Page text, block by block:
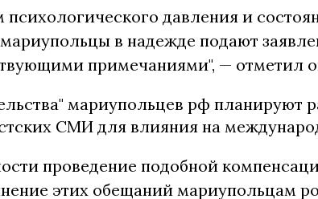
психологического давления и
в надежде подают
примечаниями", — отметил
мариупольцев рф планируют
СМИ для влияния на
проведение подобной
этих обещаний мариупольцам